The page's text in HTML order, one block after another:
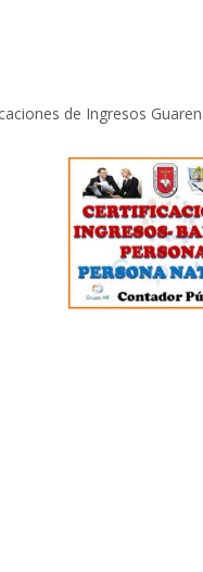
de Ingresos